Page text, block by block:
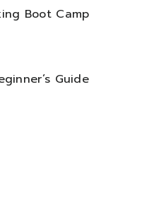
Boot Camp
Guide